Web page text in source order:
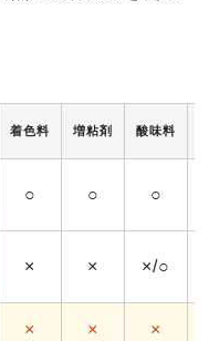
着色料 増粘剤 酸味料
○ ○ ○
× × ×/○
× × ×